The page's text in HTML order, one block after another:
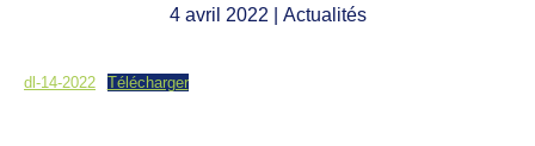
4 avril 2022 | Actualités
dl-14-2022 Télécharger